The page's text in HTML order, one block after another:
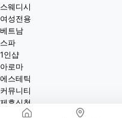
스웨디시
여성전용
베트남
스파
1인샵
아로마
에스테틱
커뮤니티
제휴신청